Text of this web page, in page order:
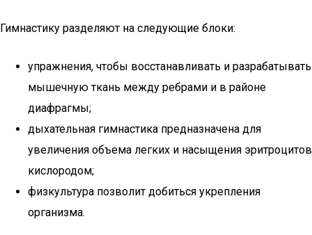
Гимнастику разделяют на следующие блоки:
упражнения, чтобы восстанавливать и разрабатывать
мышечную ткань между ребрами и в районе
диафрагмы;
дыхательная гимнастика предназначена для
увеличения объема легких и насыщения эритроцитов
кислородом;
физкультура позволит добиться укрепления
организма.